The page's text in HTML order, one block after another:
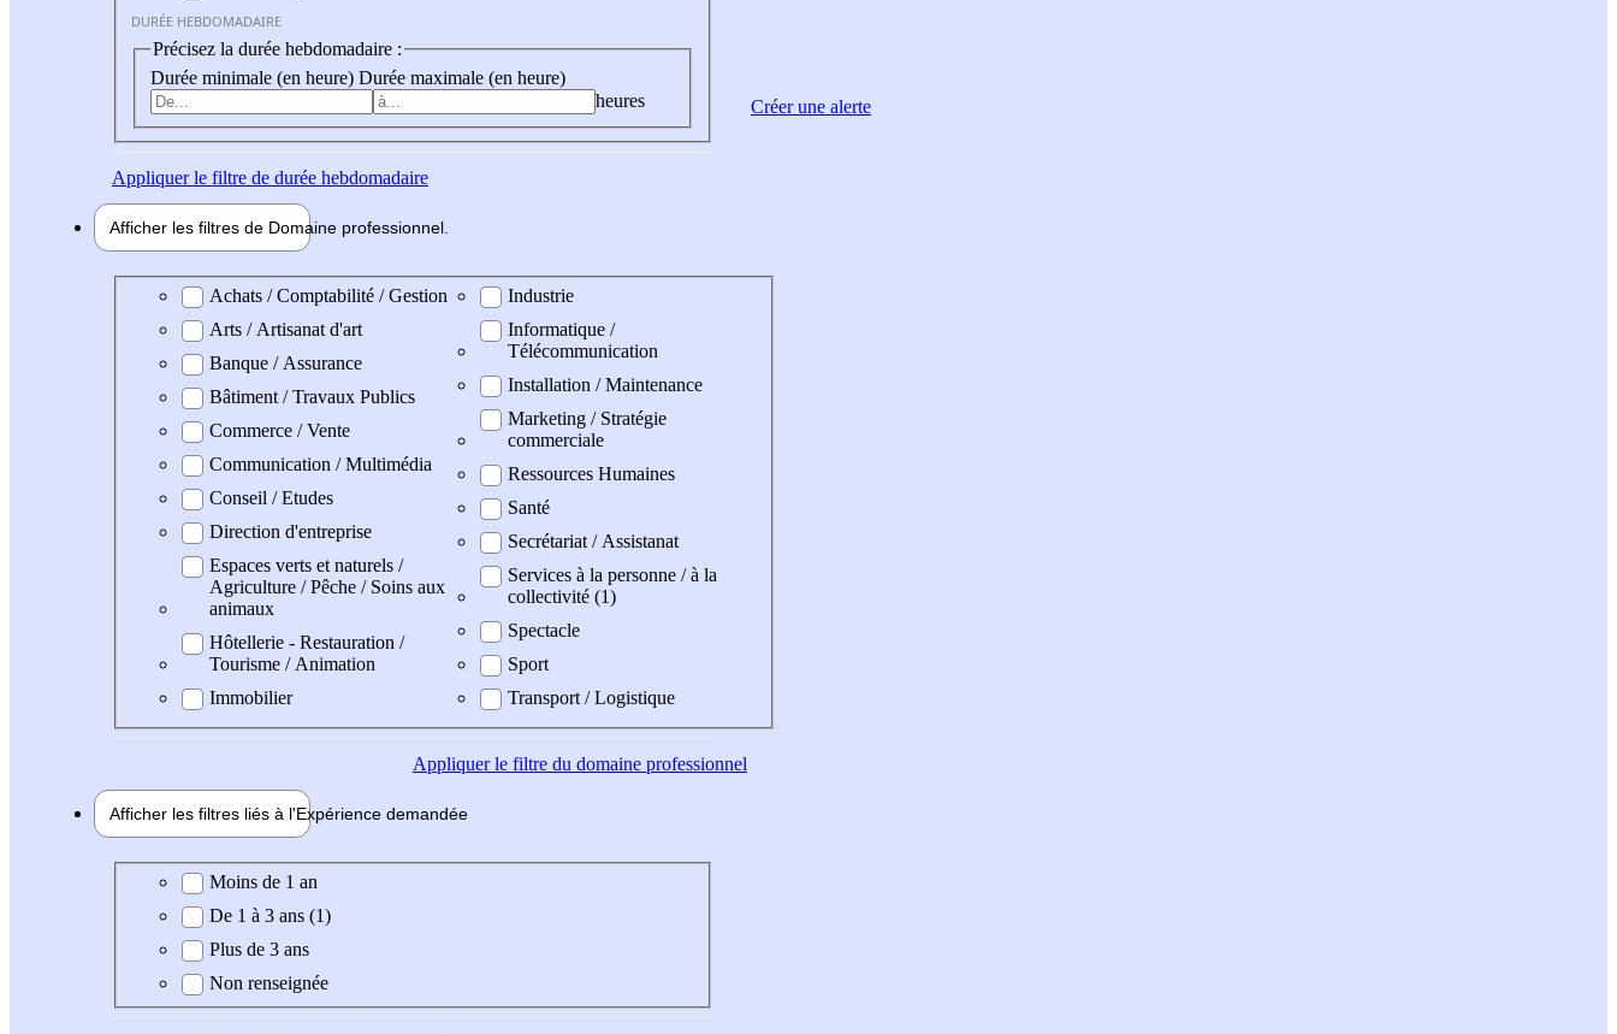
DURÉE HEBDOMADAIRE
Précisez la durée hebdomadaire :
Durée minimale (en heure) Durée maximale (en heure)
heures
Appliquerle filtre de durée hebdomadaire
Afficher les filtres de Domaine professionnel
Domaine professionel
Achats / Comptabilité / Gestion
Arts / Artisanat d'art
Banque / Assurance
Bâtiment / Travaux Publics
Commerce / Vente
Communication / Multimédia
Conseil / Etudes
Direction d'entreprise
Espaces verts et naturels /
Agriculture / Pêche / Soins aux
animaux
Hôtellerie - Restauration /
Tourisme / Animation
Immobilier
Industrie
Informatique /
Télécommunication
Installation / Maintenance
Marketing / Stratégie
commerciale
Ressources Humaines
Santé
Secrétariat / Assistanat
Services à la personne / à la
collectivité (1)
Spectacle
Sport
Transport / Logistique
Appliquerle filtre du domaine professionnel
Afficher les filtres liés à l'Expérience demandée
Expérience demandée
Moins de 1 an
De 1 à 3 ans (1)
Plus de 3 ans
Non renseignée
Créer une alerte